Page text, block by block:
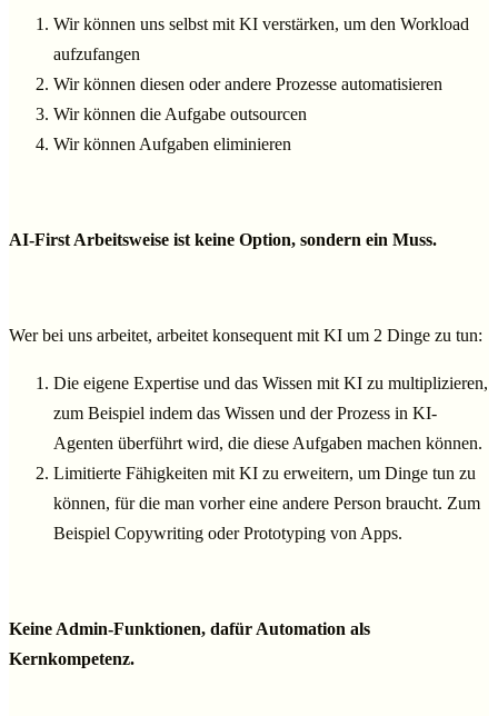
Wir können uns selbst mit KI verstärken, um den Workload
aufzufangen
Wir können diesen oder andere Prozesse automatisieren
Wir können die Aufgabe outsourcen
Wir können Aufgaben eliminieren
AI-First Arbeitsweise ist keine Option, sondern ein Muss.
Wer bei uns arbeitet, arbeitet konsequent mit KI um 2 Dinge zu tun:
Die eigene Expertise und das Wissen mit KI zu multiplizieren,
zum Beispiel indem das Wissen und der Prozess in KI-
Agenten überführt wird, die diese Aufgaben machen können.
Limitierte Fähigkeiten mit KI zu erweitern, um Dinge tun zu
können, für die man vorher eine andere Person braucht. Zum
Beispiel Copywriting oder Prototyping von Apps.
Keine Admin-Funktionen, dafür Automation als
Kernkompetenz.